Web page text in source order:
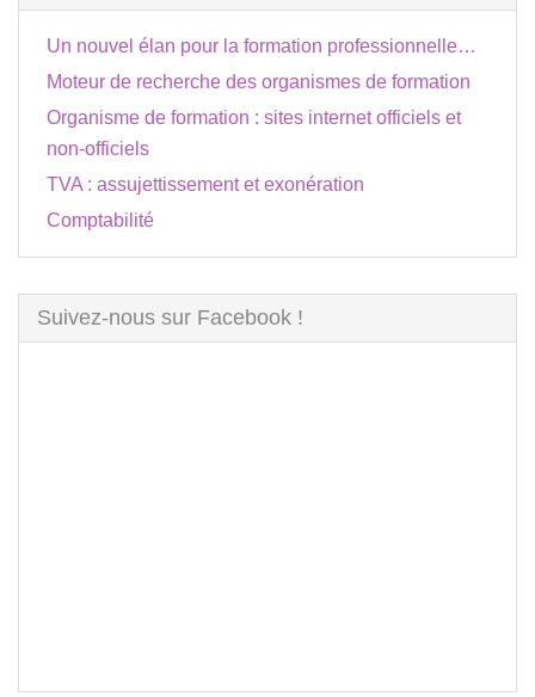
Un nouvel élan pour la formation professionnelle…
Moteur de recherche des organismes de formation
Organisme de formation : sites internet officiels et
non-officiels
TVA : assujettissement et exonération
Comptabilité
Suivez-nous sur Facebook !